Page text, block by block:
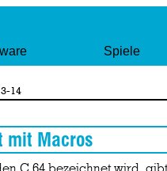
Spiele
14
mit Macros